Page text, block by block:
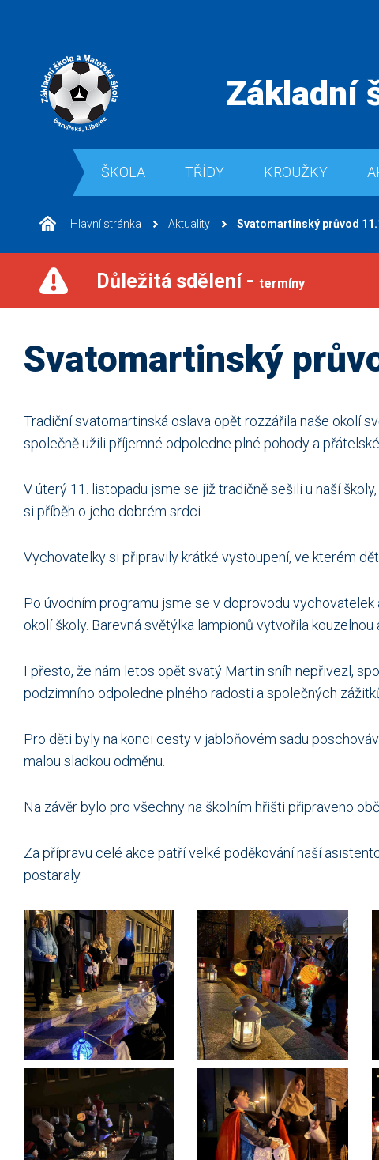
Základní
ŠKOLA TŘÍDY KROUŽKY
Hlavní stránka Aktuality Svatomartinský průvod
Důležitá sdělení - termíny
Svatomartinský
Tradiční svatomartinská oslava opět rozzářila naše okolí
společně užili příjemné odpoledne plné pohody a
V úterý 11. listopadu jsme se již tradičně sešili u naší
si příběh o jeho dobrém srdci.
Vychovatelky si připravily krátké vystoupení, ve kterém
Po úvodním programu jsme se v doprovodu
okolí školy. Barevná světýlka lampionů vytvořila
I přesto, že nám letos opět svatý Martin sníh nepřivezl,
podzimního odpoledne plného radosti a společných
Pro děti byly na konci cesty v jabloňovém sadu
malou sladkou odměnu.
Na závěr bylo pro všechny na školním hřišti připraveno
Za přípravu celé akce patří velké poděkování naší
postaraly.